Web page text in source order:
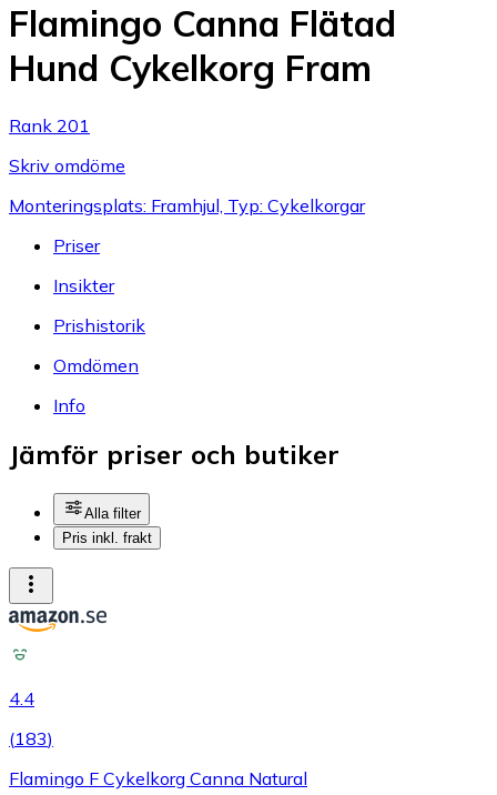
Flamingo Canna Flätad
Hund Cykelkorg Fram
Rank 201
Skriv omdöme
Monteringsplats: Framhjul, Typ: Cykelkorgar
Priser
Insikter
Prishistorik
Omdömen
Info
Jämför priser och butiker
Alla filter
Pris inkl. frakt
4.4
(183)
Flamingo F Cykelkorg Canna Natural